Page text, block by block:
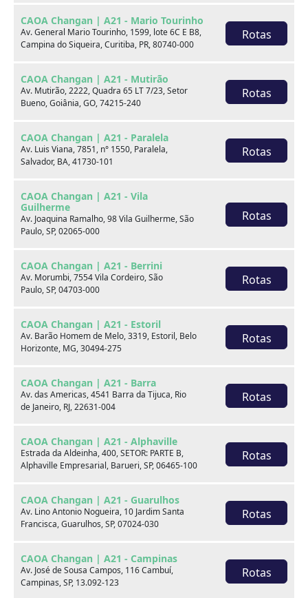
CAOA Changan | A21 - Mario Tourinho
Av. General Mario Tourinho, 1599, lote 6C E B8,
Campina do Siqueira, Curitiba, PR, 80740-000
Rotas
CAOA Changan | A21 - Mutirão
Av. Mutirão, 2222, Quadra 65 LT 7/23, Setor
Bueno, Goiânia, GO, 74215-240
Rotas
CAOA Changan | A21 - Paralela
Av. Luis Viana, 7851, n° 1550, Paralela,
Salvador, BA, 41730-101
Rotas
CAOA Changan | A21 - Vila
Guilherme
Av. Joaquina Ramalho, 98 Vila Guilherme, São
Paulo, SP, 02065-000
Rotas
CAOA Changan | A21 - Berrini
Av. Morumbi, 7554 Vila Cordeiro, São
Paulo, SP, 04703-000
Rotas
CAOA Changan | A21 - Estoril
Av. Barão Homem de Melo, 3319, Estoril, Belo
Horizonte, MG, 30494-275
Rotas
CAOA Changan | A21 - Barra
Av. das Americas, 4541 Barra da Tijuca, Rio
de Janeiro, RJ, 22631-004
Rotas
CAOA Changan | A21 - Alphaville
Estrada da Aldeinha, 400, SETOR: PARTE B,
Alphaville Empresarial, Barueri, SP, 06465-100
Rotas
CAOA Changan | A21 - Guarulhos
Av. Lino Antonio Nogueira, 10 Jardim Santa
Francisca, Guarulhos, SP, 07024-030
Rotas
CAOA Changan | A21 - Campinas
Av. José de Sousa Campos, 116 Cambuí,
Campinas, SP, 13.092-123
Rotas
Fiat PULSE
CAOA Chery | D21 - Brasilia
Por:R$81.990,00
Final da placa
Fale com um especialista:
Telefones
Compartilhe:
Opcionais
Airbag do motorista
Alarme
Ar condicionado
Direção hidráulica
Freio ABS